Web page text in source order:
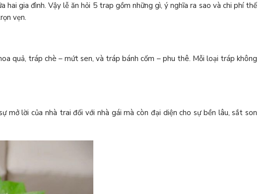
gia đình. Vậy lễ ăn hỏi 5 trap gồm những gì, ý nghĩa ra sao và chi phí thế
vẹn.
quả, tráp chè – mứt sen, và tráp bánh cốm – phu thê. Mỗi loại tráp không
mở lời của nhà trai đối với nhà gái mà còn đại diện cho sự bền lâu, sắt son